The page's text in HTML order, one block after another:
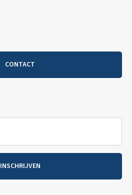
CONTACT
INSCHRIJVEN